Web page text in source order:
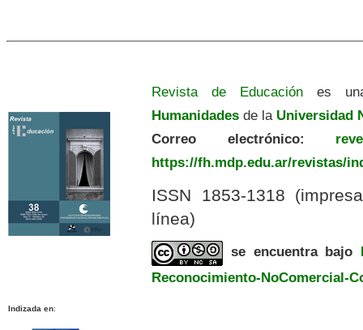
Revista de Educación es
Humanidades de la Universidad
Correo electrónico:
https://fh.mdp.edu.ar/revistas/
ISSN 1853-1318
línea)
se encuentra bajo
Reconocimiento-NoComercial-
Indizada en: